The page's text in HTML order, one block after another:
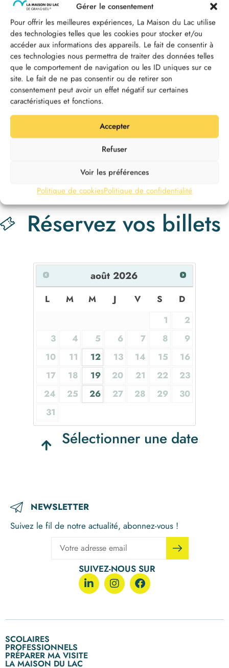
Gérer le consentement
Pour offrir les meilleures expériences, La Maison du Lac utilise
des technologies telles que les cookies pour stocker et/ou
accéder aux informations des appareils. Le fait de consentir à
ces technologies nous permettra de traiter des données telles
que le comportement de navigation ou les ID uniques sur ce
site. Le fait de ne pas consentir ou de retirer son
consentement peut avoir un effet négatif sur certaines
caractéristiques et fonctions.
Accepter
Refuser
Voir les préférences
Politique de cookiesPolitique de confidentialité
puzzles, livres, etc.), livres jeunesse en consultation.
Nombre de participants max. : 15
Tarifs : 8€ tarif plein / 6€ tarif réduit
Réservation obligatoire en ligne, espace
« billetterie »
Il faut réserver un billet pour chaque enfant ou adulte
participant à l’animation.
À la recherche d’un atelier nature pour votre enfant
de 6 à 10 ans ? Découvrez nos «
Réservez vos billets
août 2026
L M M J V S
D
1
2
3
4 5 6 7 8
9
10
11 12 13 14 15
16
17
18 19 20 21 22
23
24
25 26 27 28 29
30
31
Sélectionner une date
NEWSLETTER
Suivez le fil de notre actualité, abonnez-vous !
SUIVEZ-NOUS SUR
SCOLAIRES
Ecoles primaires
Collèges
PROFESSIONNELS
Entreprises
PRÉPARER MA VISITE
Nos visites, nos ateliers enfants
LA MAISON DU LAC